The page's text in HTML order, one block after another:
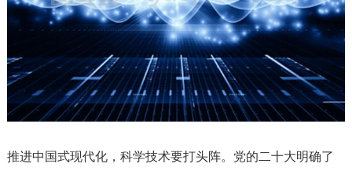
推进中国式现代化，科学技术要打头阵。党的二十大明确了